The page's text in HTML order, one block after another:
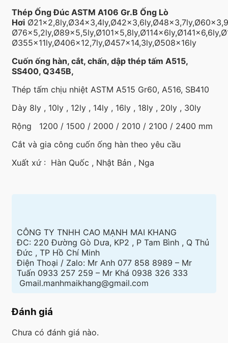
Thép Ống Đúc ASTM A106 Gr.B Ống Lò
Hơi
Ø355x11ly,Ø406×12,7ly,Ø457×14,3ly,Ø508x16ly
Cuốn ống hàn, cắt, chấn, dập thép tấm A515,
SS400, Q345B,
Thép tấm chịu nhiệt ASTM A515 Gr60, A516, SB410
Dày 8ly , 10ly , 12ly , 14ly , 16ly , 18ly , 20ly , 30ly
Rộng 1200 / 1500 / 2000 / 2010 / 2100 / 2400 mm
Cắt và gia công cuốn ống hàn theo yêu cầu
Xuất xứ : Hàn Quốc , Nhật Bản , Nga
CÔNG TY TNHH CAO MẠNH MAI KHANG
ĐC: 220 Đường Gò Dưa, KP2 , P Tam Bình , Q Thủ
Đức , TP Hồ Chí Minh
Điện Thoại / Zalo: Mr Anh 077 858 8989 – Mr
Tuấn 0933 257 259 – Mr Khá 0938 326 333
Gmail.manhmaikhang@gmail.com
Đánh giá
Chưa có đánh giá nào.